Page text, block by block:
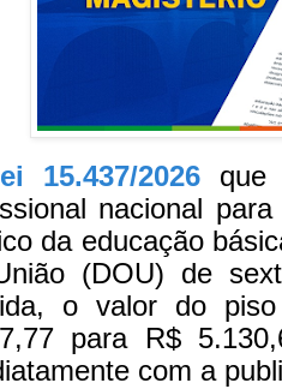
15.437/2026que
nacional
da educação
(DOU) de
o valor do
para R$
com a